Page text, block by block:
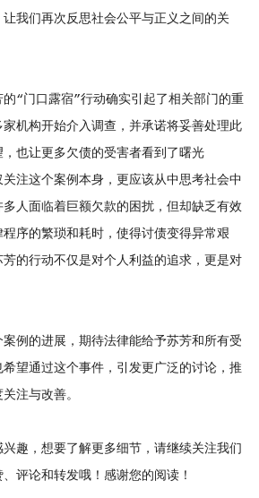
我们再次反思社会公平与正义之间的关
门口露宿”行动确实引起了相关部门的重
机构开始介入调查，并承诺将妥善处理此
也让更多欠债的受害者看到了曙光
这个案例本身，更应该从中思考社会中
人面临着巨额欠款的困扰，但却缺乏有效
序的繁琐和耗时，使得讨债变得异常艰
的行动不仅是对个人利益的追求，更是对
的进展，期待法律能给予苏芳和所有受
望通过这个事件，引发更广泛的讨论，推
注与改善。
，想要了解更多细节，请继续关注我们
评论和转发哦！感谢您的阅读！